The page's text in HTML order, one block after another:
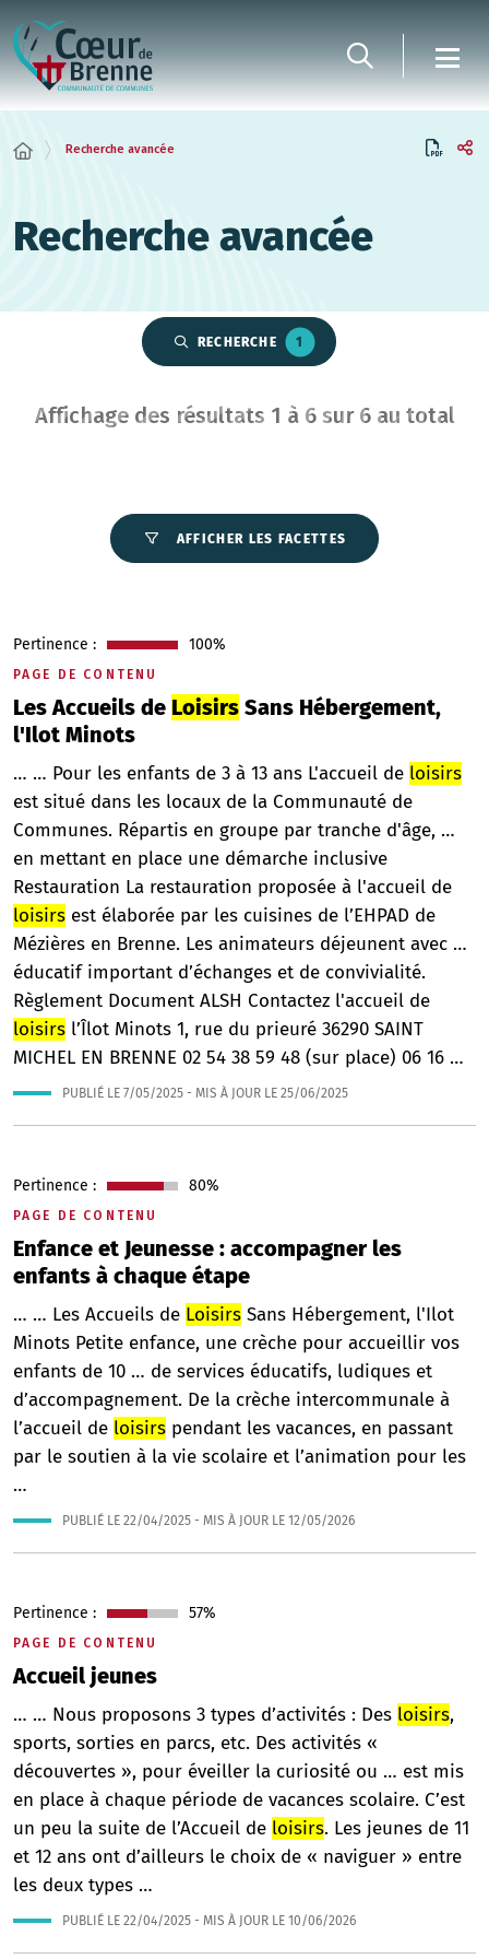
Recherche avancée
Recherche avancée
RECHERCHE 1
Affichage des résultats 1 à 6sur 6au total
AFFICHER LES FACETTES
PAGE DE CONTENU
Les Accueils de Loisirs Sans Hébergement,
l'Ilot Minots
Pertinence : 100%
… … Pour les enfants de 3 à 13 ans L'accueil de loisirs
est situé dans les locaux de la Communauté de
Communes. Répartis en groupe par tranche d'âge, …
en mettant en place une démarche inclusive
Restauration La restauration proposée à l'accueil de
loisirs est élaborée par les cuisines de l’EHPAD de
Mézières en Brenne. Les animateurs déjeunent avec …
éducatif important d’échanges et de convivialité.
Règlement Document ALSH Contactez l'accueil de
loisirs l’Îlot Minots 1, rue du prieuré 36290 SAINT
MICHEL EN BRENNE 02 54 38 59 48 (sur place) 06 16 …
PUBLIÉ LE 7/05/2025 - MIS À JOUR LE 25/06/2025
PAGE DE CONTENU
Enfance et Jeunesse : accompagner les
enfants à chaque étape
Pertinence : 80%
… … Les Accueils de Loisirs Sans Hébergement, l'Ilot
Minots Petite enfance, une crèche pour accueillir vos
enfants de 10 … de services éducatifs, ludiques et
d’accompagnement. De la crèche intercommunale à
l’accueil de loisirs pendant les vacances, en passant
par le soutien à la vie scolaire et l’animation pour les
…
PUBLIÉ LE 22/04/2025 - MIS À JOUR LE 12/05/2026
PAGE DE CONTENU
Accueil jeunes
Pertinence : 57%
… … Nous proposons 3 types d’activités : Des loisirs,
sports, sorties en parcs, etc. Des activités «
découvertes », pour éveiller la curiosité ou … est mis
en place à chaque période de vacances scolaire. C’est
un peu la suite de l’Accueil de loisirs. Les jeunes de 11
et 12 ans ont d’ailleurs le choix de « naviguer » entre
les deux types …
PUBLIÉ LE 22/04/2025 - MIS À JOUR LE 10/06/2026